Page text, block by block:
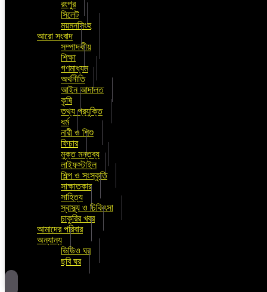
রংপুর
সিলেট
ময়মনসিংহ
আরো সংবাদ
সম্পাদকীয়
শিক্ষা
গণমাধ্যম
অর্থনীতি
আইন আদালত
কৃষি
তথ্য প্রযুক্তি
ধর্ম
নারী ও শিশু
ফিচার
মুক্ত মন্তব্য
লাইফস্টাইল
শিল্প ও সংস্কৃতি
সাক্ষাতকার
সাহিত্য
স্বাস্থ্য ও চিকিৎসা
চাকুরির খবর
আমাদের পরিবার
অন্যান্য
ভিডিও ঘর
ছবি ঘর